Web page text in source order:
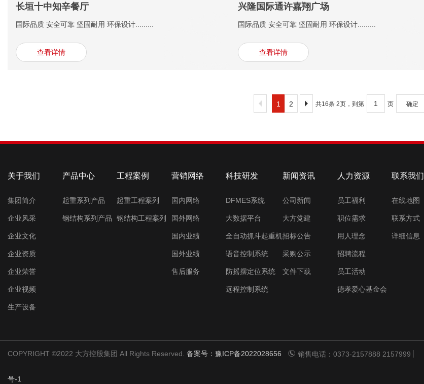
长垣十中知辛餐厅
国际品质 安全可靠 坚固耐用 环保设计.........
查看详情
兴隆国际通许嘉翔广场
国际品质 安全可靠 坚固耐用 环保设计.........
查看详情
1 2 共16条 2页，到第 页 确定
关于我们
集团简介
企业风采
企业文化
企业资质
企业荣誉
企业视频
生产设备
产品中心
起重系列产品
钢结构系列产品
工程案例
起重工程案列
钢结构工程案列
营销网络
国内网络
国外网络
国内业绩
国外业绩
售后服务
科技研发
DFMES系统
大数据平台
全自动抓斗起重机
语音控制系统
防摇摆定位系统
远程控制系统
新闻资讯
公司新闻
大方党建
招标公告
采购公示
文件下载
人力资源
员工福利
职位需求
用人理念
招聘流程
员工活动
德孝爱心基金会
联系我们
在线地图
联系方式
详细信息
COPYRIGHT ©2022 大方控股集团 All Rights Reserved. 备案号：豫ICP备2022028656
号-1
销售电话：0373-2157888 2157999